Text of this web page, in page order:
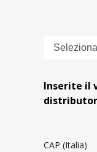
Inserite il
CAP (Italia)